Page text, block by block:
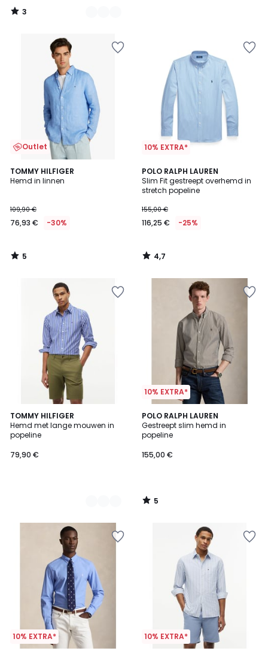
3
/
Outlet
TOMMY HILFIGER
Hemd in linnen
109,90 €
76,93 € -30%
5
/
5
/
10% EXTRA*
POLO RALPH LAUREN
Slim Fit gestreept overhemd in
stretch popeline
155,00 €
116,25 € -25%
4,7
/ 5
4,7
/
TOMMY HILFIGER
Hemd met lange mouwen in
popeline
79,90 €
2
Kleuren
10% EXTRA*
POLO RALPH LAUREN
Gestreept slim hemd in
popeline
155,00 €
5
/
5
5
/
10% EXTRA* 10% EXTRA*